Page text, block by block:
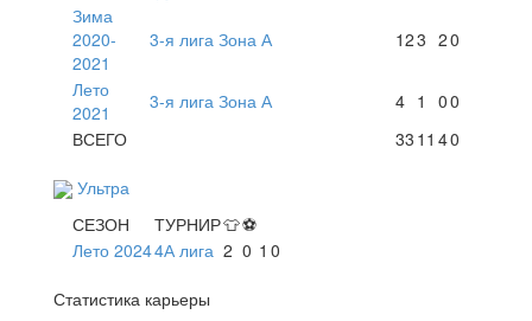
Зима
2020-
2021
3-я лига Зона А 123 20
Лето
2021
3-я лига Зона А 4 1 00
ВСЕГО
33 11 40
Ультра
СЕЗОН
ТУРНИР👕⚽
Лето 20244А лига 2 0 1 0
Статистика карьеры